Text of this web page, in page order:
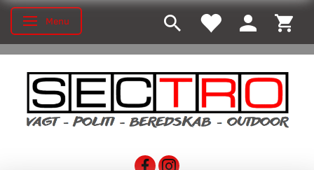
Skifte navigation
Menu